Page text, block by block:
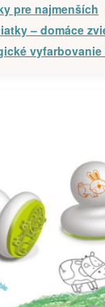
pre najmenších
– domáce